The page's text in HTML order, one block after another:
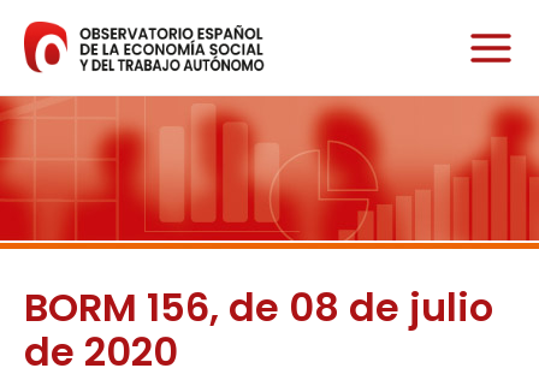
contenido
BORM 156, de 08 de julio
de 2020